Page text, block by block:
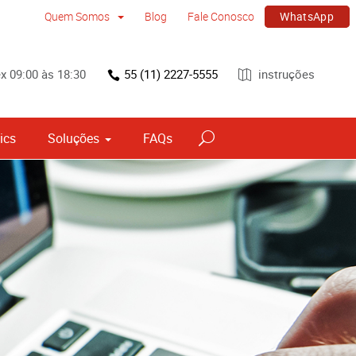
Quem Somos Blog Fale Conosco WhatsApp
09:00 às 18:30 55 (11) 2227-5555 instruções
Soluções FAQs